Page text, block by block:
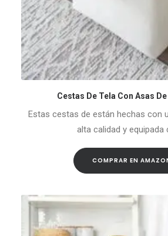
Cestas De Tela Con Asas
Estas cestas de están hechas con
alta calidad y equipada
COMPRAR EN